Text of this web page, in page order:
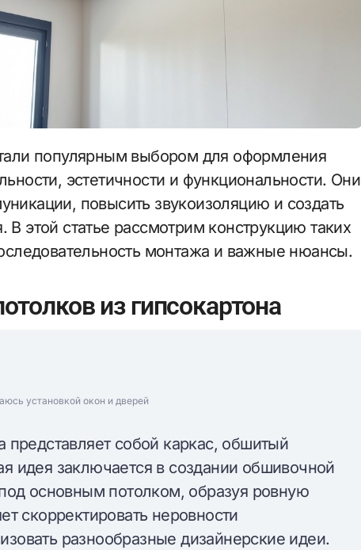
эстетичности и функциональности. Они
повысить звукоизоляцию и создать
этой статье рассмотрим конструкцию таких
монтажа и важные нюансы.
из гипсокартона
установкой окон и дверей
представляет собой каркас, обшитый
идея заключается в создании обшивочной
основным потолком, образуя ровную
скорректировать неровности
разнообразные дизайнерские идеи.